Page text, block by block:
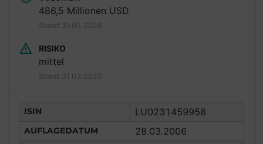
486,5 Millionen USD
Stand 31.05.2026
RISIKO
mittel
Stand 31.03.2020
ISIN LU0231459958
AUFLAGEDATUM 28.03.2006